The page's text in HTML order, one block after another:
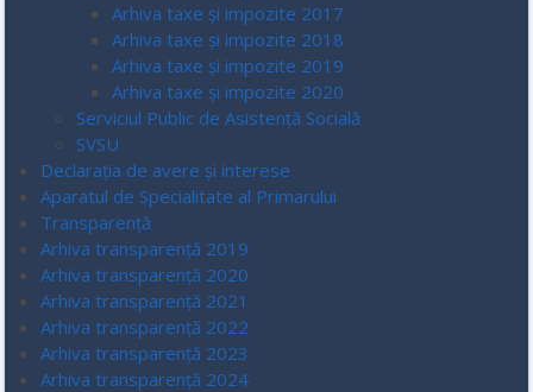
Arhiva taxe și impozite 2017
Arhiva taxe și impozite 2018
Arhiva taxe și impozite 2019
Arhiva taxe și impozite 2020
Serviciul Public de Asistență Socială
SVSU
Declarația de avere și interese
Aparatul de Specialitate al Primarului
Transparenţă
Arhiva transparenţă 2019
Arhiva transparenţă 2020
Arhiva transparenţă 2021
Arhiva transparenţă 2022
Arhiva transparenţă 2023
Arhiva transparenţă 2024